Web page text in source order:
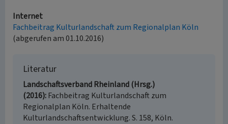
Internet
Fachbeitrag Kulturlandschaft zum Regionalplan Köln
(abgerufen am 01.10.2016)
Literatur
Landschaftsverband Rheinland (Hrsg.)
(2016) Fachbeitrag Kulturlandschaft zum
Regionalplan Köln. Erhaltende
Kulturlandschaftsentwicklung. S. 158, Köln.